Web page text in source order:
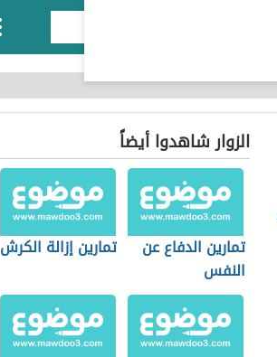
الزوار شاهدوا أيضاً
تمارين الدفاع عن
النفس
تمارين إزالة الكرش